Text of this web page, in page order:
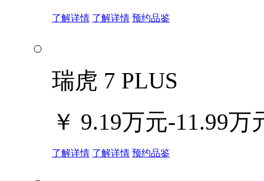
了解详情 了解详情 预约品鉴
瑞虎 7 PLUS
￥ 9.19万元-11.99万
了解详情 了解详情 预约品鉴